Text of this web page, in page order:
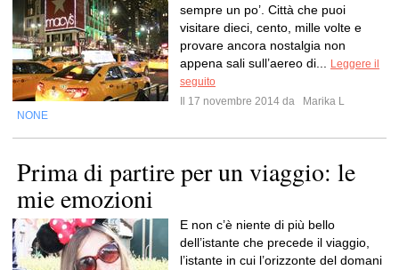
sempre un po’. Città che puoi
visitare dieci, cento, mille volte e
provare ancora nostalgia non
appena sali sull’aereo di...
Leggere il
seguito
Il 17 novembre 2014 da
Marika L
NONE
Prima di partire per un viaggio: le
mie emozioni
E non c’è niente di più bello
dell’istante che precede il viaggio,
l’istante in cui l’orizzonte del domani